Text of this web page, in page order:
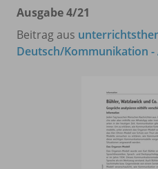
Ausgabe 4/21
Beitrag aus
Deutsch/Kommunikation -